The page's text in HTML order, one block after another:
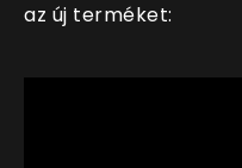
az új terméket: